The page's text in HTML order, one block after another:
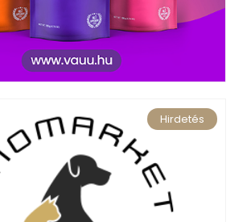
Hirdetés